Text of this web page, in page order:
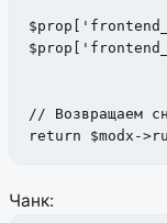
// Возвращаем
return $modx-
Чанк: